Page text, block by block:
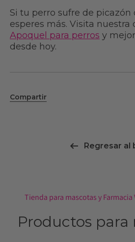
Si tu perro sufre de picazón
esperes más. Visita nuestra
Apoquel para perros y
desde hoy.
Compartir
Regresar al
Tienda para mascotas y
Productos para